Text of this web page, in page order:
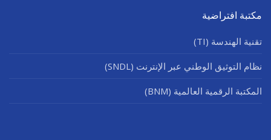
مكتبة افتراضية
تقنية الهندسة (TI)
نظام التوثيق الوطني عبر الإنترنت (SNDL)
المكتبة الرقمية العالمية (BNM)